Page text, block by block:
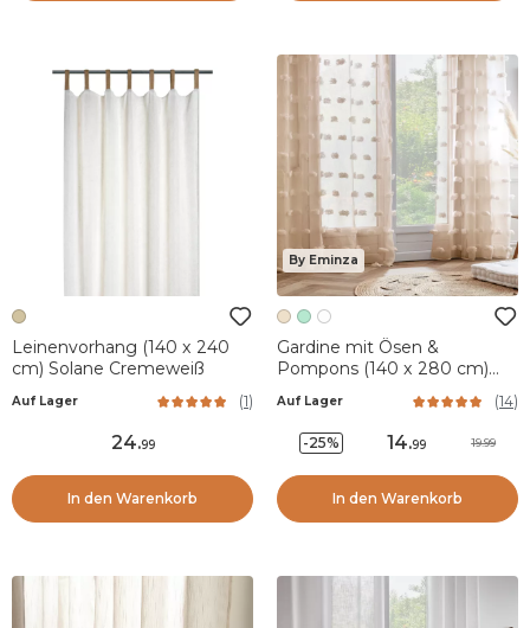
Leinenvorhang (140 x 240
cm) Solane Cremeweiß
Auf Lager (1)
24.99
In den Warenkorb
By Eminza
Gardine mit Ösen &
Pompons (140 x 280 cm)
Auf Lager (14)
-25% 14.99 19.99
In den Warenkorb